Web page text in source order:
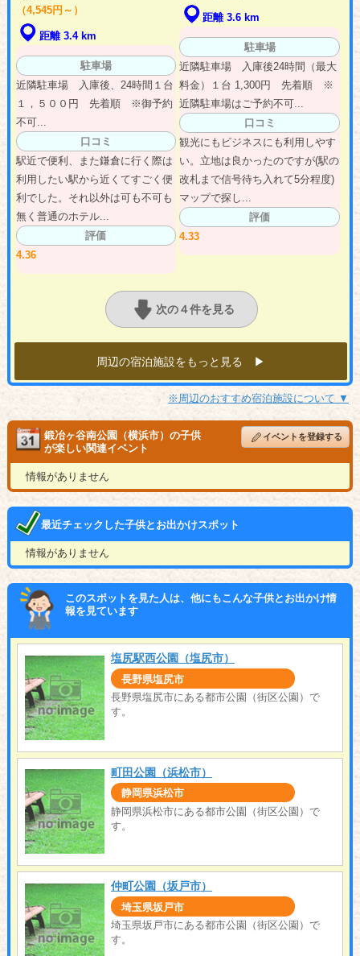
（4,545円～）
距離 3.4 km
駐車場
近隣駐車場 入庫後、24時間１台
１，５００円 先着順 ※御予約
不可...
口コミ
駅近で便利、また鎌倉に行く際は
利用したい駅から近くてすごく便
利でした。それ以外は可も不可も
無く普通のホテル...
評価
4.36
距離 3.6 km
駐車場
近隣駐車場 入庫後24時間（最大
料金）１台 1,300円 先着順 ※
近隣駐車場はご予約不可...
口コミ
観光にもビジネスにも利用しやす
い。立地は良かったのですが(駅の
改札まで信号待ち入れて5分程度)
マップで探し...
評価
4.33
次の４件を見る
周辺の宿泊施設をもっと見る ▶︎
※周辺のおすすめ宿泊施設について ▼
鍛冶ヶ谷南公園（横浜市）の子供
が楽しい関連イベント
イベントを登録する
情報がありません
最近チェックした子供とお出かけスポット
情報がありません
このスポットを見た人は、他にもこんな子供とお出かけ情
報を見ています
塩尻駅西公園（塩尻市）
長野県塩尻市
長野県塩尻市にある都市公園（街区公園）で
す。
町田公園（浜松市）
静岡県浜松市
静岡県浜松市にある都市公園（街区公園）で
す。
仲町公園（坂戸市）
埼玉県坂戸市
埼玉県坂戸市にある都市公園（街区公園）で
す。